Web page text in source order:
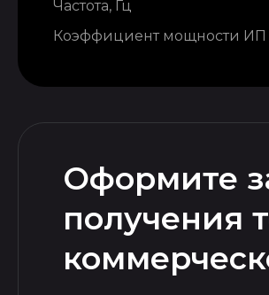
Частота, Гц
Коэффициент мощности ИП
Оформите
получения